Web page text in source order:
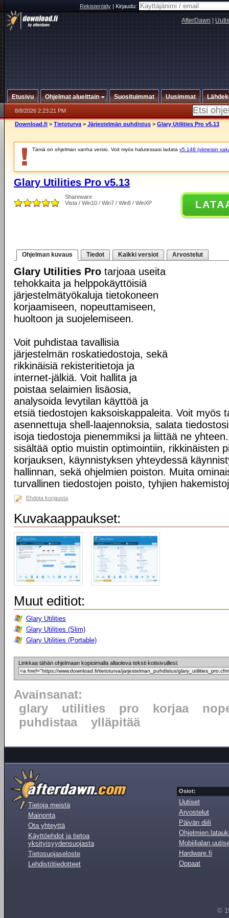
Rekisteröidy|Kirjaudu:
AfterDawn
Etusivu Ohjelmat alueittain Suosituimmat Uusimmat
8/8/2026 2:23:21 PM
Download.fi > Tietoturva > Järjestelmän puhdistus > Glary Utilities Pro v5.13
Tämä on ohjelman vanha versio. Voit myös halutessasi ladata v5.148 (viimeisin
Glary Utilities Pro v5.13
Shareware
Vista / Win10 / Win7 / Win8 / WinXP
Ohjelman kuvaus Tiedot Kaikki versiot Arvostelut
Glary Utilities Pro tarjoaa useita
tehokkaita ja helppokäyttöisiä
järjestelmätyökaluja tietokoneen
korjaamiseen, nopeuttamiseen,
huoltoon ja suojelemiseen.
Voit puhdistaa tavallisia
järjestelmän roskatiedostoja, sekä
rikkinäisiä rekisteritietoja ja
internet-jälkiä. Voit hallita ja
poistaa selaimien lisäosia,
analysoida levytilan käyttöä ja
etsiä tiedostojen kaksoiskappaleita. Voit myös
asennettuja shell-laajennoksia, salata
isoja tiedostoja pienemmiksi ja liittää ne
sisältää optio muistin optimointiin, rikkinäisten
korjauksen, käynnistyksen yhteydessä
hallinnan, sekä ohjelmien poiston. Muita
turvallinen tiedostojen poisto, tyhjien
Ehdota korjausta
Kuvakaappaukset:
Muut editiot:
Glary Utilities
Glary Utilities (Slim)
Glary Utilities (Portable)
Linkkaa tähän ohjelmaan kopioimalla allaoleva teksti kotisivuillesi:
Avainsanat:
glary
utilities pro korjaa
puhdistaa
ylläpitää
Tietoja meistä
Mainonta
Ota yhteyttä
Käyttöehdot ja tietoa
yksityisyydensuojasta
Tietosuojaseloste
Lehdistötiedotteet
Osiot:
Uutiset
Arvostelut
Päivän diili
Ohjelmien
Mobiilialan
Hardware.fi
Oppaat
©